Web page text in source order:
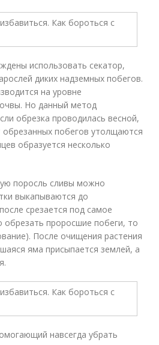
использовать секатор,
диких надземных побегов.
на уровне
Но данный метод
обрезка проводилась весной,
побегов утолщаются
образуется несколько
поросль сливы можно
выкапываются до
срезается под самое
обрезать проросшие побеги, то
После очищения растения
яма присыпается землей, а
навсегда убрать